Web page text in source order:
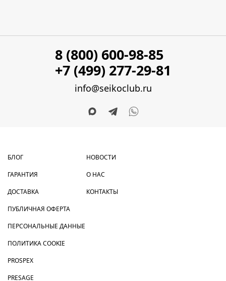
8 (800) 600-98-85
+7 (499) 277-29-81
info@seikoclub.ru
БЛОГ
ГАРАНТИЯ
ДОСТАВКА
НОВОСТИ
О НАС
КОНТАКТЫ
ПУБЛИЧНАЯ ОФЕРТА
ПЕРСОНАЛЬНЫЕ ДАННЫЕ
ПОЛИТИКА COOKIE
PROSPEX
PRESAGE